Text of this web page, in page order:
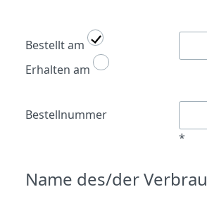
Bestellt am
Erhalten am
Bestellnummer
*
Name des/der